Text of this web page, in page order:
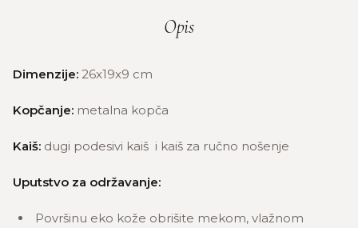
Opis
Dimenzije: 26x19x9 cm
Kopčanje: metalna kopča
Kaiš: dugi podesivi kaiš i kaiš za ručno nošenje
Uputstvo za održavanje:
Površinu eko kože obrišite mekom, vlažnom